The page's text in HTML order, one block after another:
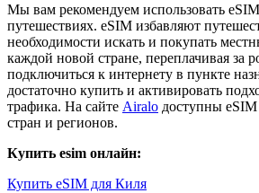
Мы вам рекомендуем использовать
путешествиях. eSIM избавляют
необходимости искать и покупать
каждой новой стране, переплачивая за
подключиться к интернету в пункте
достаточно купить и активировать
трафика. На сайте Airalo доступны
стран и регионов.
Купить esim онлайн:
Купить eSIM для Киля